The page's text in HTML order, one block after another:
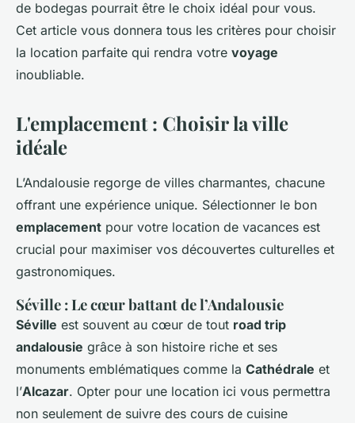
de bodegas pourrait être le choix idéal pour vous.
Cet article vous donnera tous les critères pour choisir
la location parfaite qui rendra votre voyage
inoubliable.
L'emplacement : Choisir la ville
idéale
L’Andalousie regorge de villes charmantes, chacune
offrant une expérience unique. Sélectionner le bon
emplacement pour votre location de vacances est
crucial pour maximiser vos découvertes culturelles et
gastronomiques.
Séville : Le cœur battant de l’Andalousie
Séville est souvent au cœur de tout road trip
andalousie grâce à son histoire riche et ses
monuments emblématiques comme la Cathédrale et
l’Alcazar. Opter pour une location ici vous permettra
non seulement de suivre des cours de cuisine